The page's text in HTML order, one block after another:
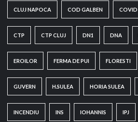
CLUJ NAPOCA COD GALBEN COVID
CTP CTP CLUJ DN1 DNA
EROILOR FERMA DE PUI FLORESTI
GUVERN H.SULEA HORIA SULEA
INCENDIU INS IOHANNIS IPJ